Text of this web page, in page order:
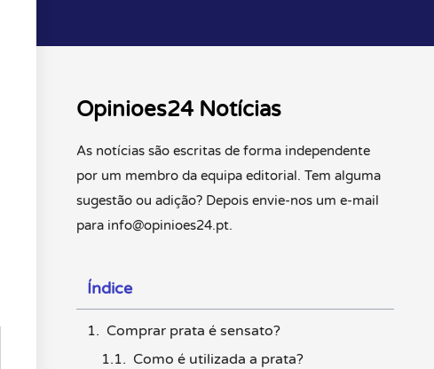
Opinioes24 Notícias
As notícias são escritas de forma independente
por um membro da equipa editorial. Tem alguma
sugestão ou adição? Depois envie-nos um e-mail
para info@opinioes24.pt.
Índice
Comprar prata é sensato?
Como é utilizada a prata?